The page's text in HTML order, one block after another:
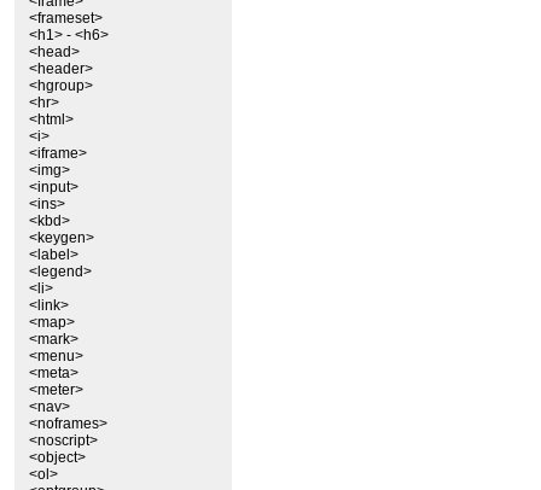
<frameset>
<h1> - <h6>
<head>
<header>
<hgroup>
<hr>
<html>
<i>
<iframe>
<img>
<input>
<ins>
<kbd>
<keygen>
<label>
<legend>
<li>
<link>
<map>
<mark>
<menu>
<meta>
<meter>
<nav>
<noframes>
<noscript>
<object>
<ol>